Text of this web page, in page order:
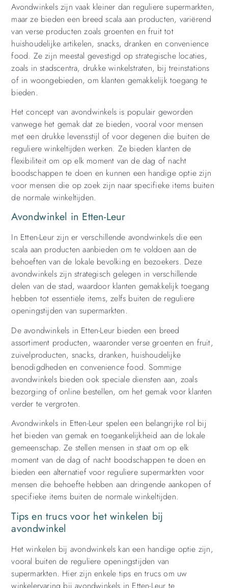
Avondwinkels zijn vaak kleiner dan reguliere supermarkten,
maar ze bieden een breed scala aan producten, variërend
van verse producten zoals groenten en fruit tot
huishoudelijke artikelen, snacks, dranken en convenience
food. Ze zijn meestal gevestigd op strategische locaties,
zoals in stadscentra, drukke winkelstraten, bij treinstations
of in woongebieden, om klanten gemakkelijk toegang te
bieden.
Het concept van avondwinkels is populair geworden
vanwege het gemak dat ze bieden, vooral voor mensen
met een drukke levensstijl of voor degenen die buiten de
reguliere winkeltijden werken. Ze bieden klanten de
flexibiliteit om op elk moment van de dag of nacht
boodschappen te doen en kunnen een handige optie zijn
voor mensen die op zoek zijn naar specifieke items buiten
de normale winkeltijden.
Avondwinkel in Etten-Leur
In Etten-Leur zijn er verschillende avondwinkels die een
scala aan producten aanbieden om te voldoen aan de
behoeften van de lokale bevolking en bezoekers. Deze
avondwinkels zijn strategisch gelegen in verschillende
delen van de stad, waardoor klanten gemakkelijk toegang
hebben tot essentiële items, zelfs buiten de reguliere
openingstijden van supermarkten.
De avondwinkels in Etten-Leur bieden een breed
assortiment producten, waaronder verse groenten en fruit,
zuivelproducten, snacks, dranken, huishoudelijke
benodigdheden en convenience food. Sommige
avondwinkels bieden ook speciale diensten aan, zoals
bezorging of online bestellen, om het gemak voor klanten
verder te vergroten.
Avondwinkels in Etten-Leur spelen een belangrijke rol bij
het bieden van gemak en toegankelijkheid aan de lokale
gemeenschap. Ze stellen mensen in staat om op elk
moment van de dag of nacht boodschappen te doen en
bieden een alternatief voor reguliere supermarkten voor
mensen die behoefte hebben aan dringende aankopen of
specifieke items buiten de normale winkeltijden.
Tips en trucs voor het winkelen bij
avondwinkel
Het winkelen bij avondwinkels kan een handige optie zijn,
vooral buiten de reguliere openingstijden van
supermarkten. Hier zijn enkele tips en trucs om uw
winkelervaring bij avondwinkels in Etten-Leur te